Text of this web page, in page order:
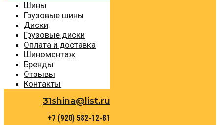
Шины
Грузовые шины
Диски
Грузовые диски
Оплата и доставка
Шиномонтаж
Бренды
Отзывы
Контакты
31shina@list.ru
+7 (920) 582-12-81